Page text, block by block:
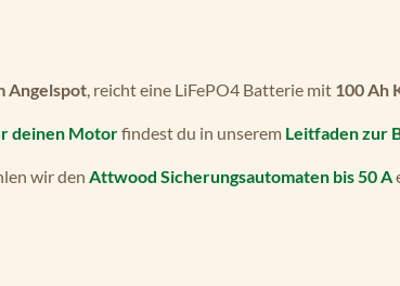
Angelspot, reicht eine LiFePO4 Batterie mit 100 Ah
deinen Motorfindest du in unserem Leitfaden zur
wir den Attwood Sicherungsautomaten bis 50 A